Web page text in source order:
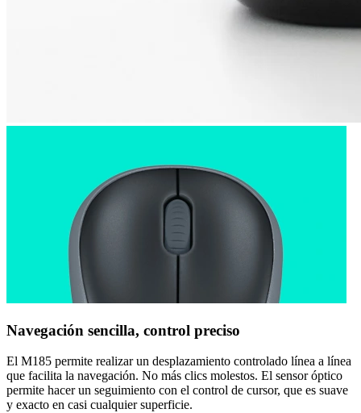
Navegación sencilla, control preciso
El M185 permite realizar un desplazamiento controlado línea a línea
que facilita la navegación. No más clics molestos. El sensor óptico
permite hacer un seguimiento con el control de cursor, que es suave
y exacto en casi cualquier superficie.